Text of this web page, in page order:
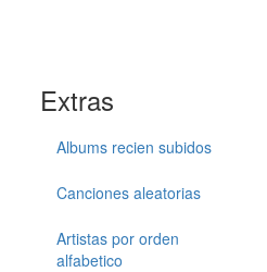
Extras
Albums recien subidos
Canciones aleatorias
Artistas por orden
alfabetico